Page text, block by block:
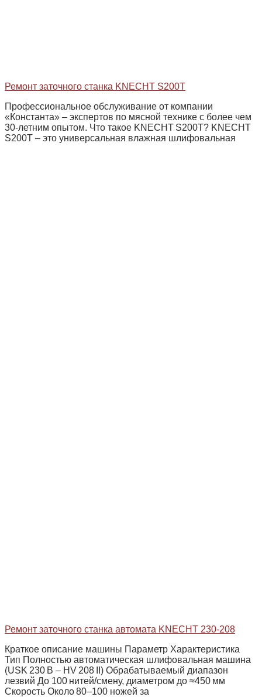
Ремонт заточного станка KNECHT S200T
Профессиональное обслуживание от компании
«Константа» – экспертов по мясной технике с более чем
30‑летним опытом. Что такое KNECHT S200T? KNECHT
S200T – это универсальная влажная шлифовальная
Ремонт заточного станка автомата KNECHT 230-208
Краткое описание машины Параметр Характеристика
Тип Полностью автоматическая шлифовальная машина
(USK 230 B – HV 208 II) Обрабатываемый диапазон
лезвий До 100 нитей/смену, диаметром до ≈450 мм
Скорость Около 80–100 ножей за